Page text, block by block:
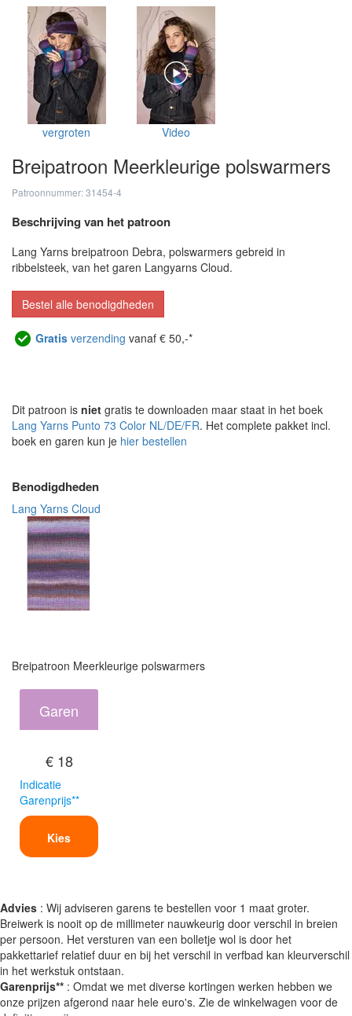
vergroten Video
Breipatroon Meerkleurige polswarmers
Patroonnummer: 31454-4
Beschrijving van het patroon
Lang Yarns breipatroon Debra, polswarmers gebreid in
ribbelsteek, van het garen Langyarns Cloud.
Bestel alle benodigdheden
Gratis verzending vanaf € 50,-*
Dit patroon is niet gratis te downloaden maar staat in het boek
Lang Yarns Punto 73 Color NL/DE/FR. Het complete pakket incl.
boek en garen kun je hier bestellen
Benodigdheden
Lang Yarns Cloud
Breipatroon Meerkleurige polswarmers
Garen
€ 18
Indicatie
Garenprijs**
Kies
Advies : Wij adviseren garens te bestellen voor 1 maat groter.
Breiwerk is nooit op de millimeter nauwkeurig door verschil in breien
per persoon. Het versturen van een bolletje wol is door het
pakkettarief relatief duur en bij het verschil in verfbad kan kleurverschil
in het werkstuk ontstaan.
Garenprijs** : Omdat we met diverse kortingen werken hebben we
onze prijzen afgerond naar hele euro's. Zie de winkelwagen voor de